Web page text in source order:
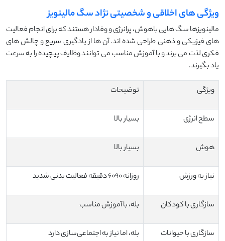
ویژگی های اخلاقی و شخصیتی نژاد سگ مالینویز
مالینویزها سگ هایی باهوش، پرانرژی و وفادار هستند که برای انجام فعالیت
های فیزیکی و ذهنی طراحی شده اند. آن ها از یادگیری سریع و چالش های
فکری لذت می برند و با آموزش مناسب می توانند وظایف پیچیده را به سرعت
یاد بگیرند.
ویژگی توضیحات
سطح انرژی بسیار بالا
هوش بسیار بالا
نیاز به ورزش روزانه 6090 دقیقه فعالیت بدنی شدید
سازگاری با کودکان بله، با آموزش مناسب
سازگاری با حیوانات بله، اما نیاز به اجتماعی‌سازی دارد